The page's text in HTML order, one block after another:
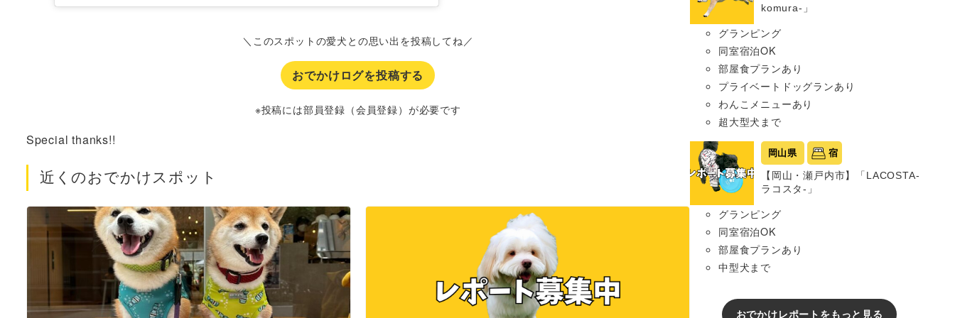
＼このスポットの愛犬との思い出を投稿してね／
おでかけログを投稿する
※投稿には部員登録（会員登録）が必要です
Special thanks!!
近くのおでかけスポット
komura-」
グランピング
同室宿泊OK
部屋食プランあり
プライベートドッグランあり
わんこメニューあり
超大型犬まで
岡山県 宿
【岡山・瀬戸内市】「LACOSTA-
ラコスタ-」
グランピング
同室宿泊OK
部屋食プランあり
中型犬まで
おでかけレポートをもっと見る